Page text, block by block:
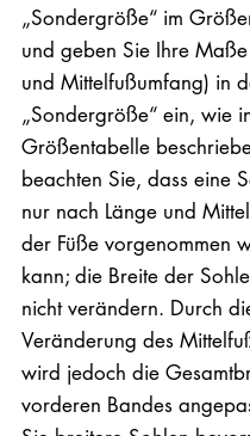
„Sondergröße“ im
und geben Sie Ihre
und Mittelfußumfang) in
„Sondergröße“ ein, wie
Größentabelle
beachten Sie, dass eine
nur nach Länge und
der Füße vorgenommen
kann; die Breite der
nicht verändern. Durch
Veränderung des
wird jedoch die
vorderen Bandes